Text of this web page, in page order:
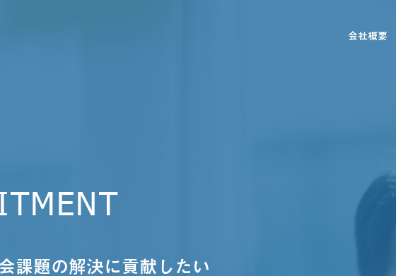
会社概要
課題の解決に貢献したい